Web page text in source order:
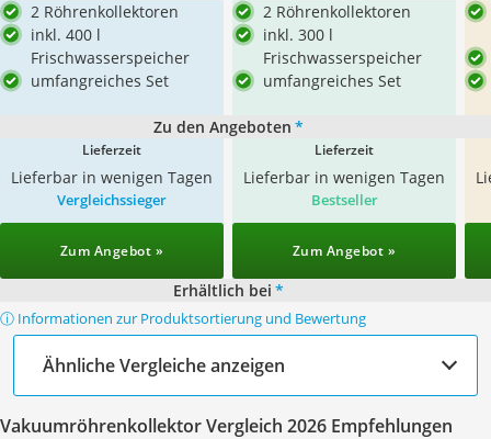
2 Röhrenkollektoren
inkl. 400 l
Frischwasserspeicher
umfangreiches Set
2 Röhrenkollektoren
inkl. 300 l
Frischwasserspeicher
umfangreiches Set
Zu den Angeboten *
Lieferzeit
Lieferbar in wenigen Tagen
Lieferzeit
Lieferbar in wenigen Tagen
Vergleichssieger
Zum Angebot »
Bestseller
Zum Angebot »
Erhältlich bei *
ⓘ Informationen zur Produktsortierung und Bewertung
Ähnliche Vergleiche anzeigen
Vakuumröhrenkollektor Vergleich 2026 Empfehlungen